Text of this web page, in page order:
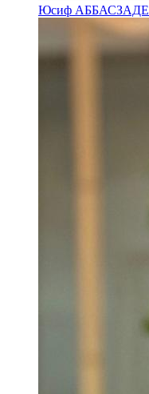
Юсиф АББАСЗАДЕ